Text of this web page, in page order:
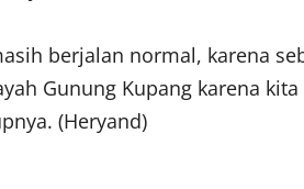
berjalan normal, karena
Gunung Kupang karena
(Heryand)